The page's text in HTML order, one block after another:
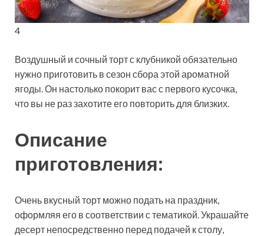
4
Воздушный и сочный торт с клубникой обязательно
нужно приготовить в сезон сбора этой ароматной
ягоды. Он настолько покорит вас с первого кусочка,
что вы не раз захотите его повторить для близких.
Описание
приготовления:
Очень вкусный торт можно подать на праздник,
оформляя его в соответствии с тематикой. Украшайте
десерт непосредственно перед подачей к столу,